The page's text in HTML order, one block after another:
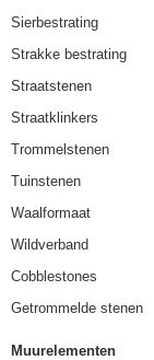
Sierbestrating
Strakke bestrating
Straatstenen
Straatklinkers
Trommelstenen
Tuinstenen
Waalformaat
Wildverband
Cobblestones
Getrommelde stenen
Muurelementen